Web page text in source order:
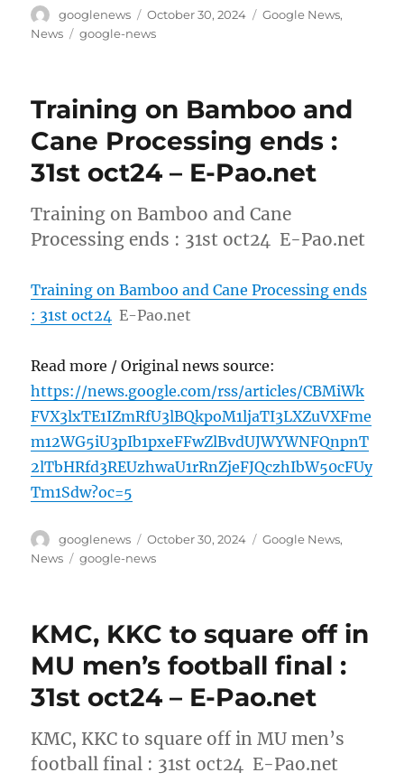
Author
googlenews
Posted
on
October 30, 2024 Categories
Google News,
News
Tags
google-news
Training on Bamboo and
Cane Processing ends :
31st oct24 – E-Pao.net
Training on Bamboo and Cane
Processing ends : 31st oct24 E-Pao.net
Training on Bamboo and Cane Processing ends
: 31st oct24 E-Pao.net
Read more / Original news source:
https://news.google.com/rss/articles/CBMiWk
FVX3lxTE1IZmRfU3lBQkpoM1ljaTI3LXZuVXFme
m12WG5iU3pIb1pxeFFwZlBvdUJWYWNFQnpnT
2lTbHRfd3REUzhwaU1rRnZjeFJQczhIbW50cFUy
Tm1Sdw?oc=5
Author
googlenews
Posted
on
October 30, 2024 Categories
Google News,
News
Tags
google-news
KMC, KKC to square off in
MU men’s football final :
31st oct24 – E-Pao.net
KMC, KKC to square off in MU men’s
football final : 31st oct24 E-Pao.net